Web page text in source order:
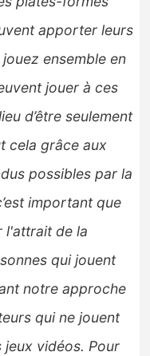
apporter leurs
jouez ensemble en
jouer à ces
d’être seulement
cela grâce aux
possibles par la
important que
l'attrait de la
qui jouent
notre approche
qui ne jouent
jeux vidéos. Pour